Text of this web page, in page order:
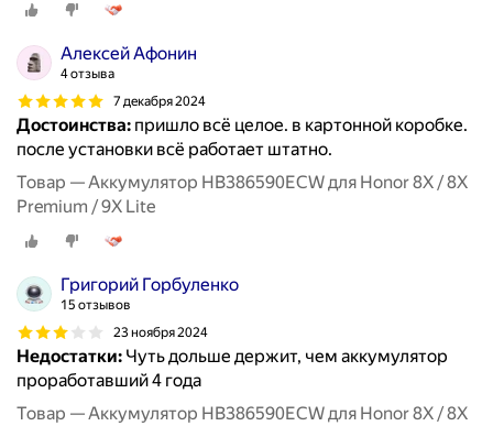
Алексей Афонин
4 отзыва
7 декабря 2024
Достоинства: пришло всё целое. в картонной коробке.
после установки всё работает штатно.
Товар — Аккумулятор HB386590ECW для Honor 8X / 8X
Premium / 9X Lite
Григорий Горбуленко
15 отзывов
23 ноября 2024
Недостатки: Чуть дольше держит, чем аккумулятор
проработавший 4 года
Товар — Аккумулятор HB386590ECW для Honor 8X / 8X